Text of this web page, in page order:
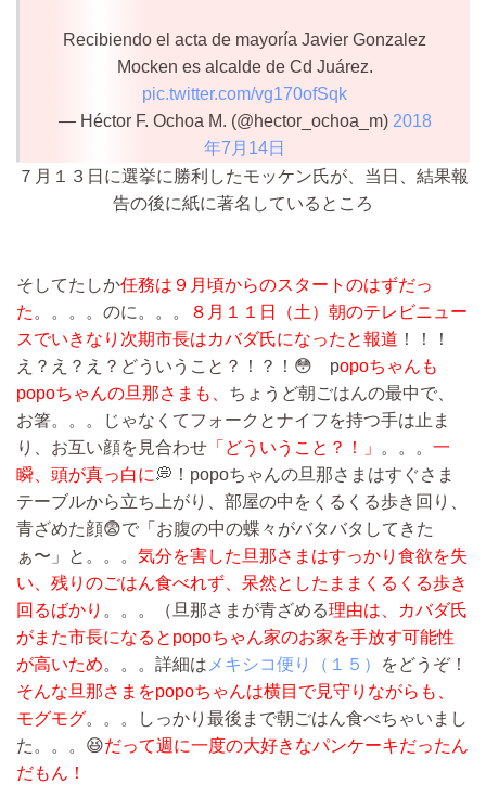
Recibiendo el acta de mayoría Javier Gonzalez
Mocken es alcalde de Cd Juárez.
pic.twitter.com/vg170ofSqk
— Héctor F. Ochoa M. (@hector_ochoa_m) 2018
年7月14日
７月１３日に選挙に勝利したモッケン氏が、当日、結果報
告の後に紙に著名しているところ
そしてたしか任務は９月頃からのスタートのはずだっ
た 。。。。のに。。。
８月１１日（土）朝のテレビニュー
スでいきなり次期市長はカバダ氏になったと報道 ！！！
え？え？え？どういうこと？！？！😳 popoちゃんも
popoちゃんの旦那さまも、 ちょうど朝ごはんの最中で、
お箸。。。じゃなくてフォークとナイフを持つ手は止ま
り、お互い顔を見合わせ 「どういうこと？！」 。。。 一
瞬、頭が真っ白に💭！popoちゃんの旦那さまはすぐさま
テーブルから立ち上がり、部屋の中をくるくる歩き回り、
青ざめた顔😨で「お腹の中の蝶々がバタバタしてきた
ぁ〜」と。。。 気分を害した旦那さまはすっかり食欲を失
い、残りのごはん食べれず、呆然としたままくるくる歩き
回るばかり 。。。（旦那さまが青ざめる理由は、カバダ氏
がまた市長になるとpopoちゃん家のお家を手放す可能性
が高いため。。。詳細は メキシコ便り（１５）
をどうぞ！
そんな旦那さまをpopoちゃんは横目で見守りながらも、
モグモグ。。。しっかり最後まで朝ごはん食べちゃいまし
た。。。😆だって週に一度の大好きなパンケーキだったん
だもん！